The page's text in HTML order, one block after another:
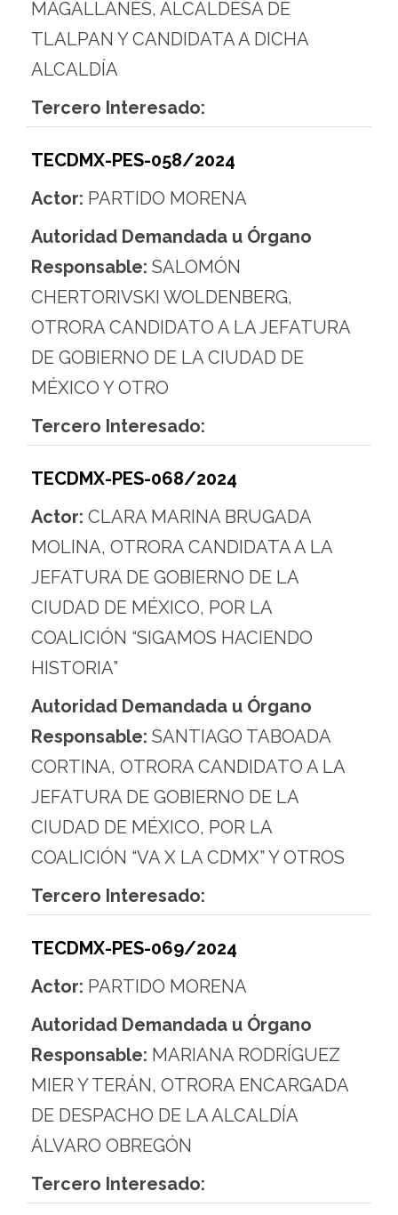
MAGALLANES, ALCALDESA DE
TLALPAN Y CANDIDATA A DICHA
ALCALDÍA
Tercero Interesado:
TECDMX-PES-058/2024
Actor: PARTIDO MORENA
Autoridad Demandada u Órgano
Responsable: SALOMÓN
CHERTORIVSKI WOLDENBERG,
OTRORA CANDIDATO A LA JEFATURA
DE GOBIERNO DE LA CIUDAD DE
MÉXICO Y OTRO
Tercero Interesado:
TECDMX-PES-068/2024
Actor: CLARA MARINA BRUGADA
MOLINA, OTRORA CANDIDATA A LA
JEFATURA DE GOBIERNO DE LA
CIUDAD DE MÉXICO, POR LA
COALICIÓN “SIGAMOS HACIENDO
HISTORIA”
Autoridad Demandada u Órgano
Responsable: SANTIAGO TABOADA
CORTINA, OTRORA CANDIDATO A LA
JEFATURA DE GOBIERNO DE LA
CIUDAD DE MÉXICO, POR LA
COALICIÓN “VA X LA CDMX” Y OTROS
Tercero Interesado:
TECDMX-PES-069/2024
Actor: PARTIDO MORENA
Autoridad Demandada u Órgano
Responsable: MARIANA RODRÍGUEZ
MIER Y TERÁN, OTRORA ENCARGADA
DE DESPACHO DE LA ALCALDÍA
ÁLVARO OBREGÓN
Tercero Interesado: